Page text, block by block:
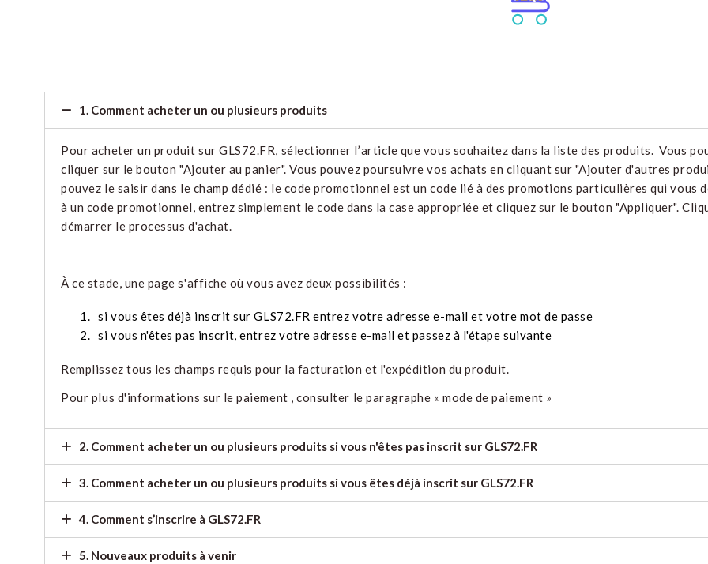
1. Comment acheter un ou plusieurs produits
Pour acheter un produit sur GLS72.FR, sélectionner l’article que vous souhaitez dans la liste des produits. Vous
cliquer sur le bouton "Ajouter au panier". Vous pouvez poursuivre vos achats en cliquant sur "Ajouter d'autres
pouvez le saisir dans le champ dédié : le code promotionnel est un code lié à des promotions particulières qui
à un code promotionnel, entrez simplement le code dans la case appropriée et cliquez sur le bouton "Appliquer".
démarrer le processus d'achat.
À ce stade, une page s'affiche où vous avez deux possibilités :
1. si vous êtes déjà inscrit sur GLS72.FR entrez votre adresse e-mail et votre mot de passe
2. si vous n'êtes pas inscrit, entrez votre adresse e-mail et passez à l'étape suivante
Remplissez tous les champs requis pour la facturation et l'expédition du produit.
Pour plus d'informations sur le paiement , consulter le paragraphe « mode de paiement »
2. Comment acheter un ou plusieurs produits si vous n'êtes pas inscrit sur GLS72.FR
3. Comment acheter un ou plusieurs produits si vous êtes déjà inscrit sur GLS72.FR
4. Comment s’inscrire à GLS72.FR
5. Nouveaux produits à venir